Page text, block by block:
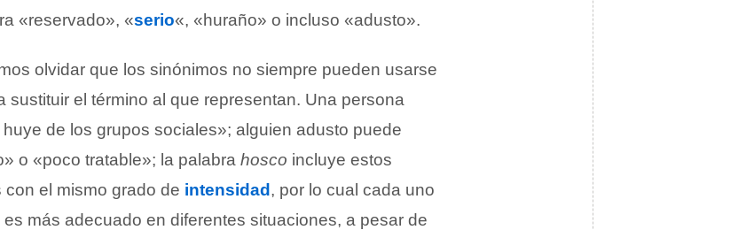
«reservado», «serio«, «huraño» o incluso «adusto».
olvidar que los sinónimos no siempre pueden usarse
sustituir el término al que representan. Una persona
de los grupos sociales»; alguien adusto puede
o «poco tratable»; la palabra hosco incluye estos
el mismo grado de intensidad , por lo cual cada uno
más adecuado en diferentes situaciones, a pesar de